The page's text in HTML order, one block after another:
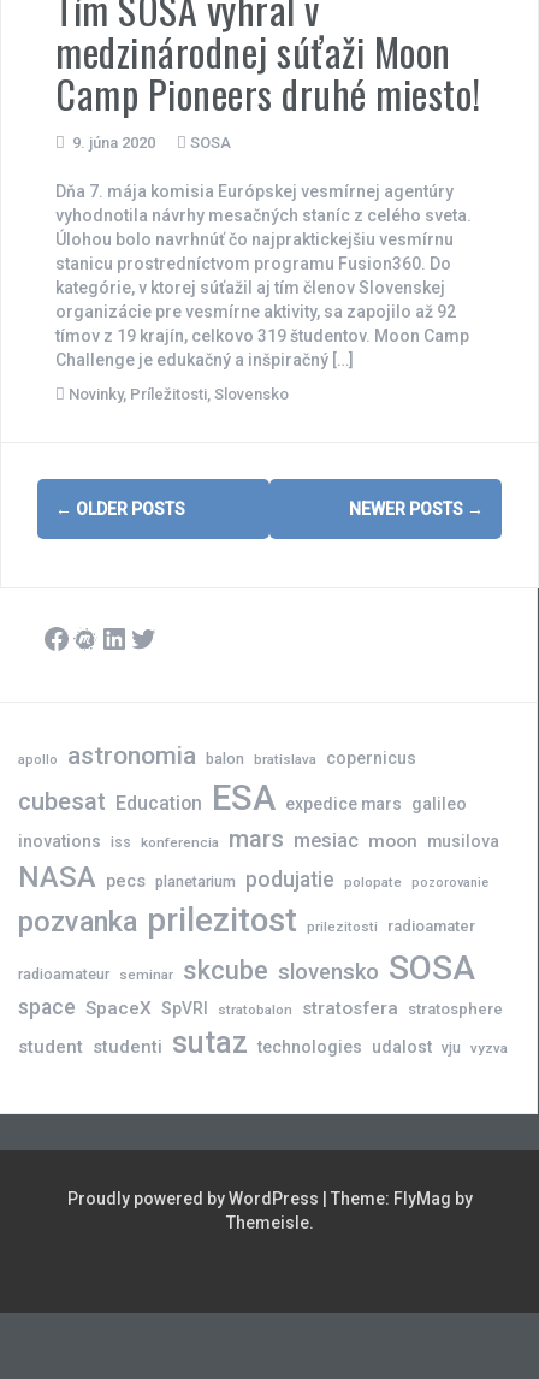
medzinárodnej súťaži Moon
Camp Pioneers druhé miesto!
9. júna 2020 SOSA
Dňa 7. mája komisia Európskej vesmírnej agentúry
vyhodnotila návrhy mesačných staníc z celého sveta.
Úlohou bolo navrhnúť čo najpraktickejšiu vesmírnu
stanicu prostredníctvom programu Fusion360. Do
kategórie, v ktorej súťažil aj tím členov Slovenskej
organizácie pre vesmírne aktivity, sa zapojilo až 92
tímov z 19 krajín, celkovo 319 študentov. Moon Camp
Challenge je edukačný a inšpiračný […]
Novinky, Príležitosti Slovensko
Posts
navigation
← OLDER POSTS NEWER POSTS →
Facebook
Meetup
LinkedIn
Twitter
apollo astronomia balon bratislava copernicus
cubesat Education ESA expedice mars
galileo
inovations iss konferencia mars mesiac moon musilova
NASA pecs planetarium podujatie polopate pozorovanie
pozvanka prilezitost prilezitosti radioamater
radioamateur seminar skcube slovensko SOSA
space SpaceX SpVRI stratobalon stratosfera stratosphere
student studenti sutaz technologies udalost vju vyzva
Proudly powered by WordPress Theme: FlyMag by
Themeisle.